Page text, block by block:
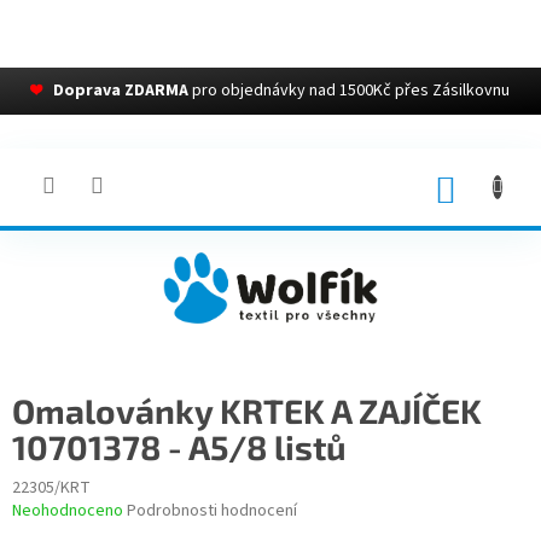
❤ Doprava ZDARMApro objednávky nad 1500Kč přes Zásilkovnu
Omalovánky KRTEK A ZAJÍČEK
10701378 - A5/8 listů
22305/KRT
Průměrné
Neohodnoceno Podrobnosti hodnocení